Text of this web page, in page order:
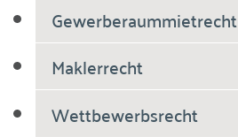
Gewerberaummietrecht
Maklerrecht
Wettbewerbsrecht